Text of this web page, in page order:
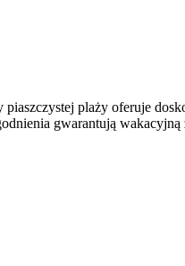
plaży oferuje
gwarantują